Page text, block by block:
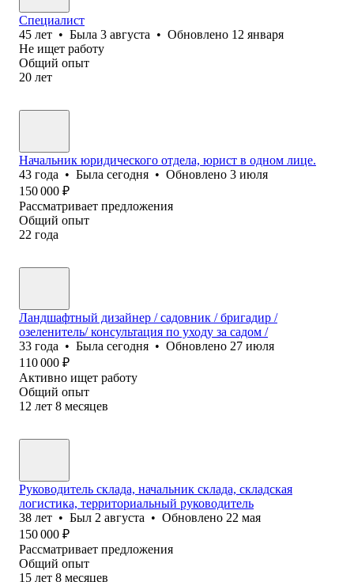
Специалист
45 лет • Была 3 августа • Обновлено 12 января
Не ищет работу
Общий опыт
20 лет
Начальник юридического отдела, юрист в одном лице.
43 года • Была сегодня • Обновлено 3 июля
150 000 ₽
Рассматривает предложения
Общий опыт
22 года
Ландшафтный дизайнер / садовник / бригадир /
озеленитель/ консультация по уходу за садом /
33 года • Была сегодня • Обновлено 27 июля
110 000 ₽
Активно ищет работу
Общий опыт
12 лет 8 месяцев
Руководитель склада, начальник склада, складская
логистика, территориальный руководитель
38 лет • Был 2 августа • Обновлено 22 мая
150 000 ₽
Рассматривает предложения
Общий опыт
15 лет 8 месяцев